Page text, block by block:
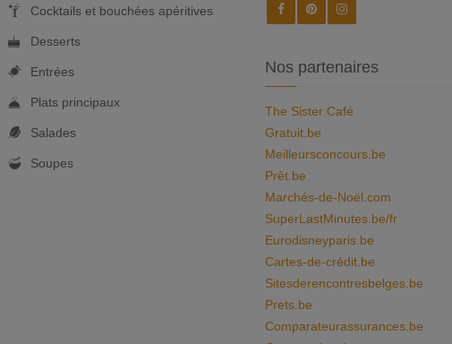
Cocktails et bouchées apéritives
Desserts
Entrées
Plats principaux
Salades
Soupes
Nos partenaires
The Sister Café
Gratuit.be
Meilleursconcours.be
Prêt.be
Marchés-de-Noël.com
SuperLastMinutes.be/fr
Eurodisneyparis.be
Cartes-de-crédit.be
Sitesderencontresbelges.be
Prets.be
Comparateurassurances.be